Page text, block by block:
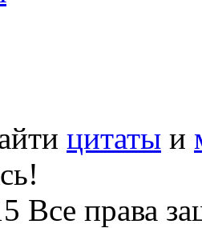
цитаты и
Все права